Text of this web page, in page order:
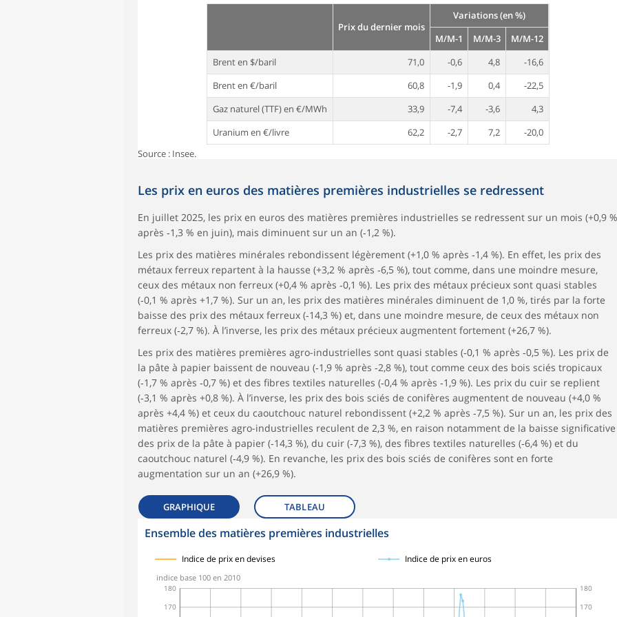
Prix du dernier mois
Variations (en %)
M/M-1
M/M-3
M/M-12
Brent en $/baril
71,0 -0,6 4,8
-16,6
Brent en €/baril
60,8 -1,9 0,4
-22,5
Gaz naturel (TTF) en €/MWh
33,9 -7,4 -3,6
4,3
Uranium en €/livre
62,2 -2,7 7,2
-20,0
Source : Insee.
Les prix en euros des matières premières industrielles se redressent
En juillet 2025, les prix en euros des matières premières industrielles se redressent sur un mois (+0,9 %
après ‑1,3 % en juin), mais diminuent sur un an (‑1,2 %).
Les prix des matières minérales rebondissent légèrement (+1,0 % après ‑1,4 %). En effet, les prix des
métaux ferreux repartent à la hausse (+3,2 % après ‑6,5 %), tout comme, dans une moindre mesure,
ceux des métaux non ferreux (+0,4 % après ‑0,1 %). Les prix des métaux précieux sont quasi stables
(‑0,1 % après +1,7 %). Sur un an, les prix des matières minérales diminuent de 1,0 %, tirés par la forte
baisse des prix des métaux ferreux (‑14,3 %) et, dans une moindre mesure, de ceux des métaux non
ferreux (‑2,7 %). À l’inverse, les prix des métaux précieux augmentent fortement (+26,7 %).
Les prix des matières premières agro-industrielles sont quasi stables (‑0,1 % après ‑0,5 %). Les prix de
la pâte à papier baissent de nouveau (‑1,9 % après ‑2,8 %), tout comme ceux des bois sciés tropicaux
(‑1,7 % après ‑0,7 %) et des fibres textiles naturelles (‑0,4 % après ‑1,9 %). Les prix du cuir se replient
(‑3,1 % après +0,8 %). À l’inverse, les prix des bois sciés de conifères augmentent de nouveau (+4,0 %
après +4,4 %) et ceux du caoutchouc naturel rebondissent (+2,2 % après ‑7,5 %). Sur un an, les prix des
matières premières agro-industrielles reculent de 2,3 %, en raison notamment de la baisse significative
des prix de la pâte à papier (‑14,3 %), du cuir (‑7,3 %), des fibres textiles naturelles (‑6,4 %) et du
caoutchouc naturel (‑4,9 %). En revanche, les prix des bois sciés de conifères sont en forte
augmentation sur un an (+26,9 %).
GRAPHIQUE TABLEAU
Ensemble des matières premières industrielles
170
180
170
180
indice base 100 en 2010
Indice de prix en devises Indice de prix en euros